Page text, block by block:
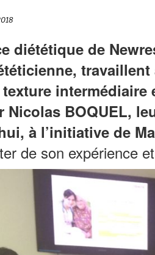
diététique de
intermédiaire
Nicolas BOQUEL,
à l’initiative de
de son expérience